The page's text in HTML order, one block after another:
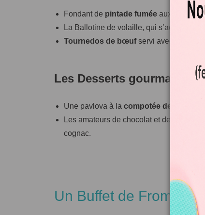
Fondant de pintade fumée aux herbes
La Ballotine de volaille, qui
Tournedos de bœufservi avec une
Les Desserts gourmands
Une pavlova à la compotée de poires
Les amateurs de chocolat et de saveurs
cognac.
Un Buffet de Fromages